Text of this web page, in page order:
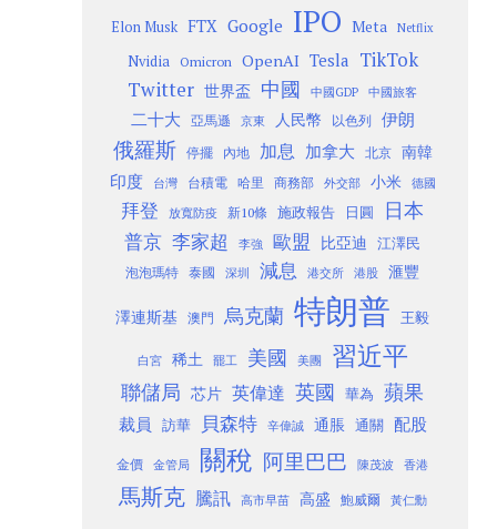
Elon Musk FTX Google IPO Meta Netflix
Nvidia Omicron OpenAI Tesla TikTok
Twitter 世界盃 中國 中國GDP 中國旅客
二十大 亞馬遜 京東 人民幣 以色列 伊朗
俄羅斯 停擺 內地 加息 加拿大 北京
南韓
印度
台灣 台積電 哈里 商務部 外交部 小米 德國
拜登 放寬防疫 新10條 施政報告 日圓 日本
普京 李家超 李強 歐盟 比亞迪 江澤民
泡泡瑪特 泰國 深圳 減息 港交所 港股 滙豐
澤連斯基 澳門 烏克蘭 特朗普 王毅
白宮 稀土 罷工 美國 美團 習近平
聯儲局 芯片 英偉達 英國 華為 蘋果
裁員 訪華 貝森特 辛偉誠 通脹 通關 配股
金價 金管局 關稅 阿里巴巴 陳茂波 香港
馬斯克 騰訊 高市早苗 高盛 鮑威爾 黃仁勳